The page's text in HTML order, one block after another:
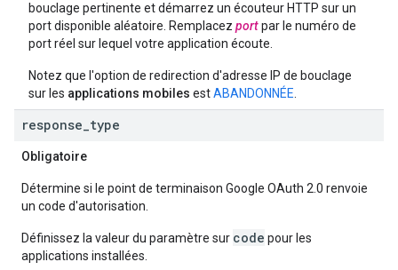
bouclage pertinente et démarrez un écouteur HTTP sur un
port disponible aléatoire. Remplacez portpar le numéro de
port réel sur lequel votre application écoute.
Notez que l'option de redirection d'adresse IP de bouclage
sur les applications mobiles estABANDONNÉE
response type
Obligatoire
Détermine si le point de terminaison Google OAuth 2.0 renvoie
un code d'autorisation.
Définissez la valeur du paramètre sur code pour les
applications installées.